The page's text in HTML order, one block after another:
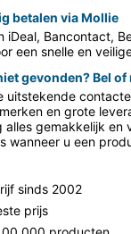
betalen via Mollie
iDeal, Bancontact,
een snelle en
gevonden? Bel of
uitstekende
en grote
alles gemakkelijk en
wanneer u een
sinds 2002
prijs